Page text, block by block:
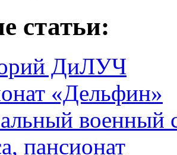
статьи:
ДиЛУЧ
«Дельфин»
военный
пансионат